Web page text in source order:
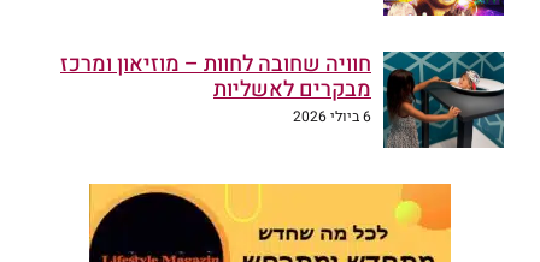
חוויה שחובה לחוות – מוזיאון ומרכז
מבקרים לאשליות
6 ביולי 2026